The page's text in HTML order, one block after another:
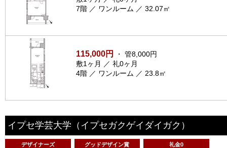
7階 ／ ワンルーム ／ 32.07㎡
115,000円
・ 管8,000円
敷1ヶ月 ／ 礼0ヶ月
4階 ／ ワンルーム ／ 23.8㎡
イプセ学芸大学 （イプセガクゲイダイガク）
デザイナーズ グッドデザイン賞 礼金0